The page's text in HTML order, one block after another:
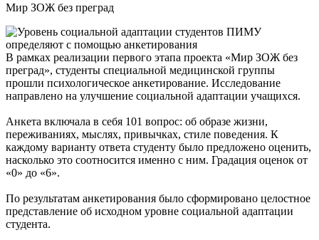
Мир ЗОЖ без преград
В рамках реализации первого этапа проекта «Мир ЗОЖ без
преград», студенты специальной медицинской группы
прошли психологическое анкетирование. Исследование
направлено на улучшение социальной адаптации учащихся.
Анкета включала в себя 101 вопрос: об образе жизни,
переживаниях, мыслях, привычках, стиле поведения. К
каждому варианту ответа студенту было предложено оценить,
насколько это соотносится именно с ним. Градация оценок от
«0» до «6».
По результатам анкетирования было сформировано целостное
представление об исходном уровне социальной адаптации
студента.